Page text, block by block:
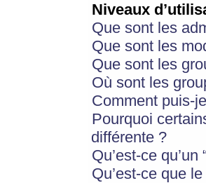
Niveaux
Que sont les
Que sont les
Que sont les
Où sont les
Comment puis-
Pourquoi
différente ?
Qu’est-ce
Qu’est-ce que le